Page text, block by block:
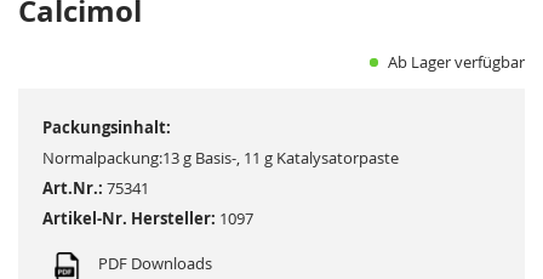
springen
Calcimol
Ab Lager verfügbar
PDF Downloads
Art.Nr.: 75341
Artikel-Nr. Hersteller: 1097
Packungsinhalt:
Normalpackung:13 g Basis-, 11 g Katalysatorpaste